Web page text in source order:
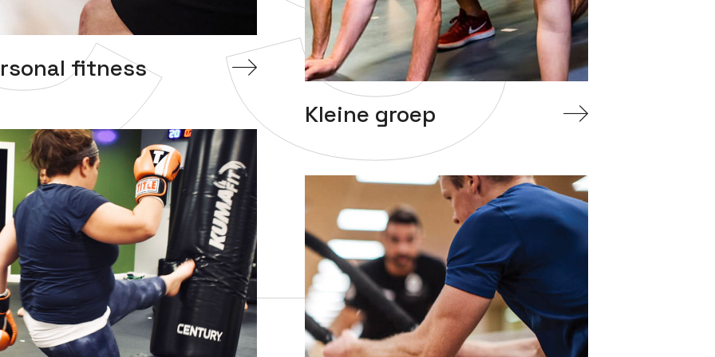
fitness
Kleine groep